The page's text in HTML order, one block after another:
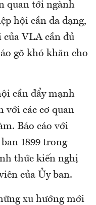
quan tới ngành
hội cần đa dạng,
của VLA cần đủ
gõ khó khăn cho
cần đẩy mạnh
với các cơ quan
Báo cáo với
1899 trong
thức kiến nghị
của Ủy ban.
xu hướng mới